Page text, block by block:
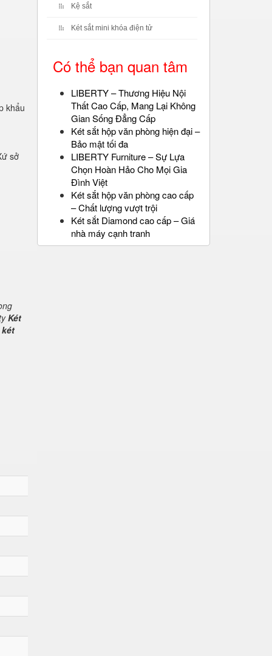
khẩu
sở
Két
két
Kệ sắt
Két sắt mini khóa điện tử
Có thể bạn quan tâm
LIBERTY – Thương Hiệu Nội
Thất Cao Cấp, Mang Lại Không
Gian Sống Đẳng Cấp
Két sắt hộp văn phòng hiện đại –
Bảo mật tối đa
LIBERTY Furniture – Sự Lựa
Chọn Hoàn Hảo Cho Mọi Gia
Đình Việt
Két sắt hộp văn phòng cao cấp
– Chất lượng vượt trội
Két sắt Diamond cao cấp – Giá
nhà máy cạnh tranh